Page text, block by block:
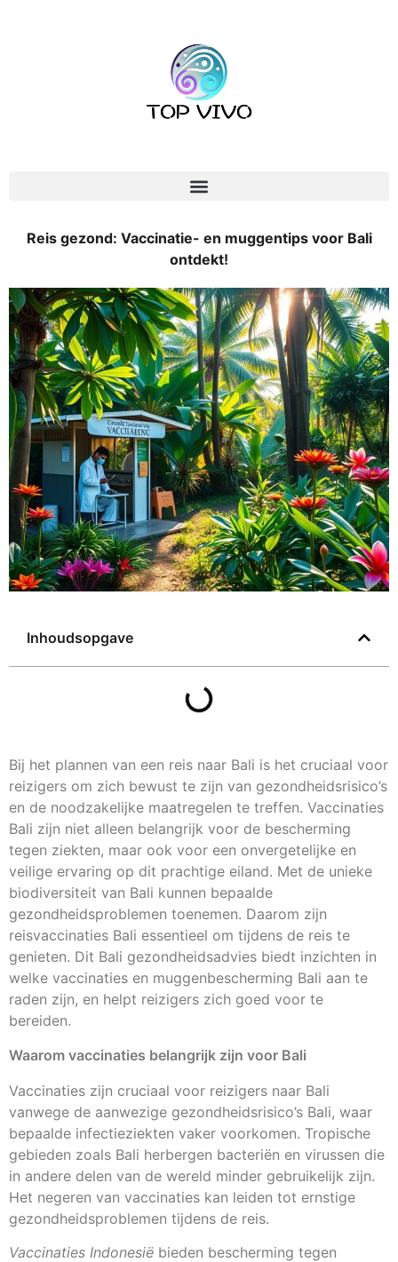
Reis gezond: Vaccinatie- en muggentips voor Bali
ontdekt!
Inhoudsopgave
Bij het plannen van een reis naar Bali is het cruciaal voor
reizigers om zich bewust te zijn van gezondheidsrisico’s
en de noodzakelijke maatregelen te treffen. Vaccinaties
Bali zijn niet alleen belangrijk voor de bescherming
tegen ziekten, maar ook voor een onvergetelijke en
veilige ervaring op dit prachtige eiland. Met de unieke
biodiversiteit van Bali kunnen bepaalde
gezondheidsproblemen toenemen. Daarom zijn
reisvaccinaties Bali essentieel om tijdens de reis te
genieten. Dit Bali gezondheidsadvies biedt inzichten in
welke vaccinaties en muggenbescherming Bali aan te
raden zijn, en helpt reizigers zich goed voor te
bereiden.
Waarom vaccinaties belangrijk zijn voor Bali
Vaccinaties zijn cruciaal voor reizigers naar Bali
vanwege de aanwezige gezondheidsrisico’s Bali, waar
bepaalde infectieziekten vaker voorkomen. Tropische
gebieden zoals Bali herbergen bacteriën en virussen die
in andere delen van de wereld minder gebruikelijk zijn.
Het negeren van vaccinaties kan leiden tot ernstige
gezondheidsproblemen tijdens de reis.
Vaccinaties Indonesië bieden bescherming tegen